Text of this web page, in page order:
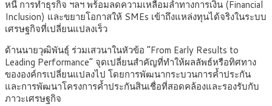
หนี้ การทำธุรกิจ ฯลฯ พร้อมลดความเหลื่อมล้ำทางการเงิน (Financial
Inclusion) และขยายโอกาสให้ SMEs เข้าถึงแหล่งทุนได้จริงในระบบ
เศรษฐกิจที่เปลี่ยนแปลงเร็ว
ด้านนายวุฒิพันธุ์ ร่วมเสวนาในหัวข้อ “From Early Results to
Leading Performance” จุดเปลี่ยนสำคัญที่ทำให้ผลลัพธ์หรือทิศทาง
ขององค์กรเปลี่ยนแปลงไป โดยการพัฒนากระบวนการค้ำประกัน
และการพัฒนาโครงการค้ำประกันสินเชื่อที่สอดคล้องและรองรับกับ
ภาวะเศรษฐกิจ